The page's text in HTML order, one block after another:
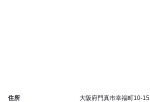
住所 大阪府門真市幸福町10-15